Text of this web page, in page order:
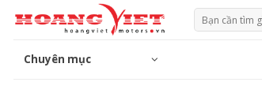
đến
Tìm
kiếm:
Chuyên mục